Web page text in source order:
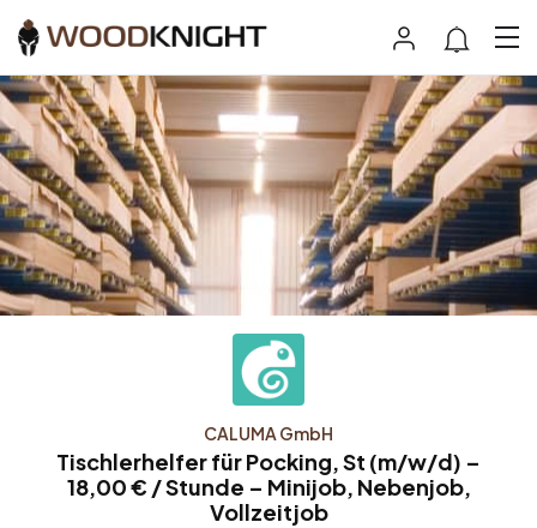
CALUMA GmbH
Tischlerhelfer für Pocking, St (m/w/d) –
18,00 € / Stunde – Minijob, Nebenjob,
Vollzeitjob